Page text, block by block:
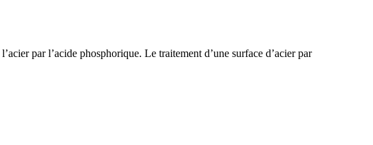
par l’acide phosphorique. Le traitement d’une surface d’acier par